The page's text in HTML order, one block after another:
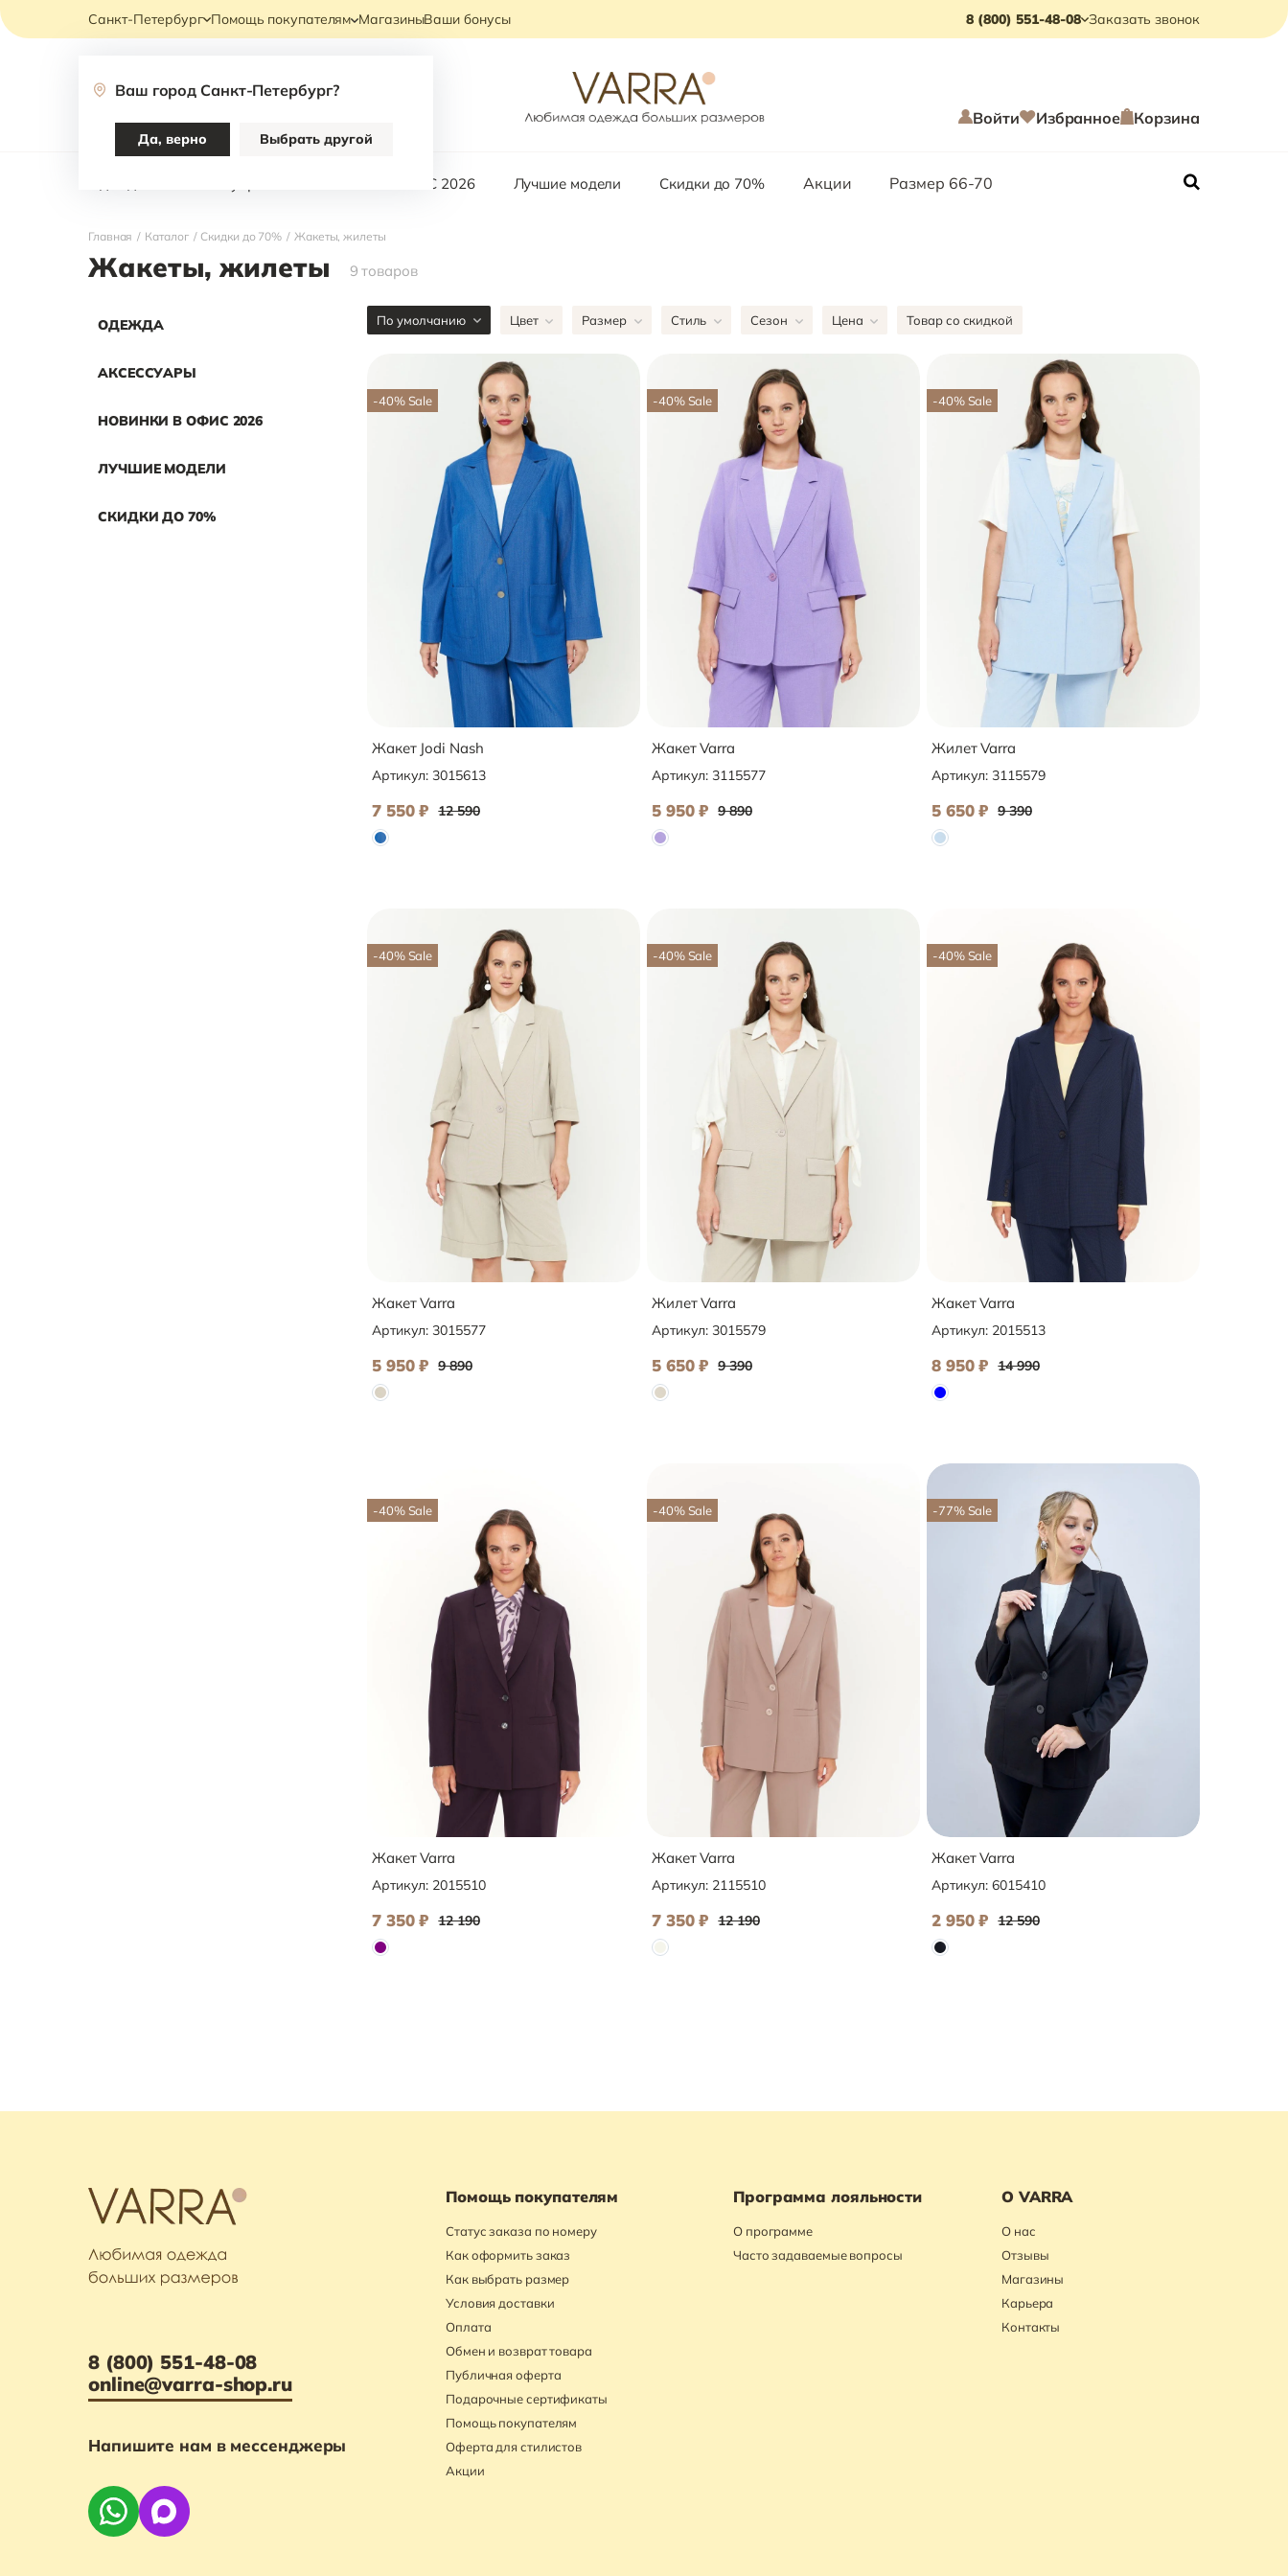
Санкт-Петербург
Ваш город Санкт-Петербург?
Да, верно Выбрать другой
Помощь покупателям МагазиныВаши бонусы 8 (800) 551-48-08 Заказать звонок
Каталог Войти Избранное Корзина
НОВИНКИ В ОФИС 2026 Лучшие модели Скидки до 70% Акции Размер 66-70
Главная / Каталог / Скидки до 70% / Жакеты, жилеты
Жакеты, жилеты 9 товаров
ОДЕЖДА
АКСЕССУАРЫ
НОВИНКИ В ОФИС 2026
ЛУЧШИЕ МОДЕЛИ
СКИДКИ ДО 70%
По умолчанию Цвет Размер Стиль Сезон Цена Товар со скидкой
-40% Sale
Жакет Jodi Nash
Артикул: 3015613
7 550₽ 12 590
-40% Sale
Жакет Varra
Артикул: 3115577
5 950₽ 9 890
-40% Sale
Жилет Varra
Артикул: 3115579
5 650₽ 9 390
-40% Sale
Жакет Varra
Артикул: 3015577
5 950₽ 9 890
-40% Sale
Жилет Varra
Артикул: 3015579
5 650₽ 9 390
-40% Sale
Жакет Varra
Артикул: 2015513
8 950₽ 14 990
-40% Sale
Жакет Varra
Артикул: 2015510
7 350₽ 12 190
-40% Sale
Жакет Varra
Артикул: 2115510
7 350₽ 12 190
-77% Sale
Жакет Varra
Артикул:6015410
2 950₽ 12 590
8 (800) 551-48-08
online@varra-shop.ru
Напишите нам в мессенджеры
Помощь покупателям
Статус заказа по номеру
Как оформить заказ
Как выбрать размер
Условия доставки
Оплата
Обмен и возврат товара
Публичная оферта
Подарочные сертификаты
Помощь покупателям
Оферта для стилистов
Акции
Программа лояльности
О программе
Часто задаваемые вопросы
О VARRA
О нас
Отзывы
Магазины
Карьера
Контакты